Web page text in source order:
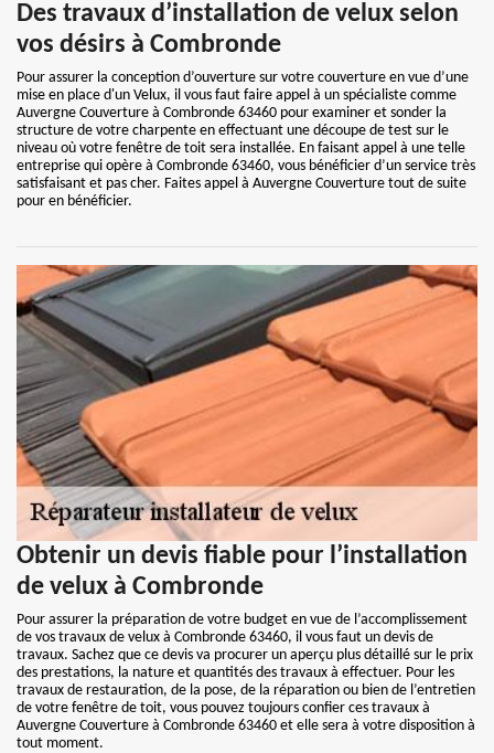
Des travaux d’installation de velux selon
vos désirs à Combronde
Pour assurer la conception d’ouverture sur votre couverture en vue d’une
mise en place d'un Velux, il vous faut faire appel à un spécialiste comme
Auvergne Couverture à Combronde 63460 pour examiner et sonder la
structure de votre charpente en effectuant une découpe de test sur le
niveau où votre fenêtre de toit sera installée. En faisant appel à une telle
entreprise qui opère à Combronde 63460, vous bénéficier d’un service très
satisfaisant et pas cher. Faites appel à Auvergne Couverture tout de suite
pour en bénéficier.
Obtenir un devis fiable pour l’installation
de velux à Combronde
Pour assurer la préparation de votre budget en vue de l’accomplissement
de vos travaux de velux à Combronde 63460, il vous faut un devis de
travaux. Sachez que ce devis va procurer un aperçu plus détaillé sur le prix
des prestations, la nature et quantités des travaux à effectuer. Pour les
travaux de restauration, de la pose, de la réparation ou bien de l’entretien
de votre fenêtre de toit, vous pouvez toujours confier ces travaux à
Auvergne Couverture à Combronde 63460 et elle sera à votre disposition à
tout moment.